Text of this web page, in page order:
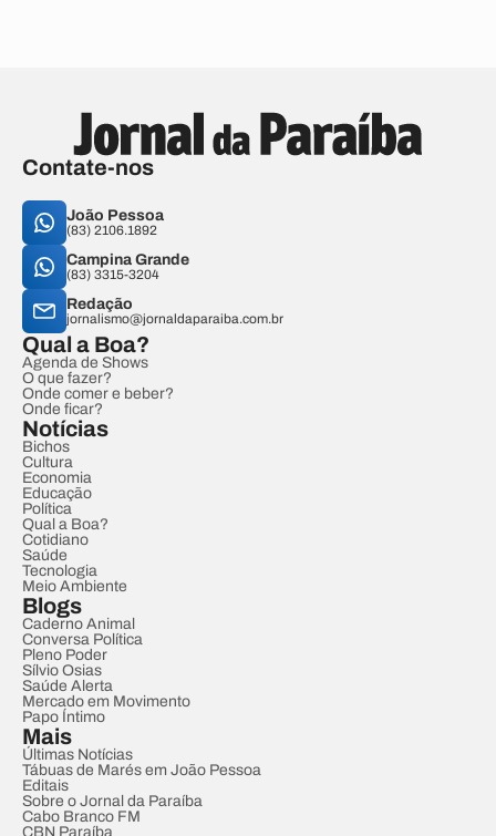
Contate-nos
João Pessoa
(83) 2106.1892
Campina Grande
(83) 3315-3204
Redação
jornalismo@jornaldaparaiba.com.br
Qual a Boa?
Agenda de Shows
O que fazer?
Onde comer e beber?
Onde ficar?
Notícias
Bichos
Cultura
Economia
Educação
Política
Qual a Boa?
Cotidiano
Saúde
Tecnologia
Meio Ambiente
Blogs
Caderno Animal
Conversa Política
Pleno Poder
Sílvio Osias
Saúde Alerta
Mercado em Movimento
Papo Íntimo
Mais
Últimas Notícias
Tábuas de Marés em João Pessoa
Editais
Sobre o Jornal da Paraíba
Cabo Branco FM
CBN Paraíba